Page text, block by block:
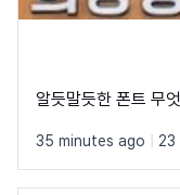
알듯말듯한 폰트 무
35 minutes ago 23